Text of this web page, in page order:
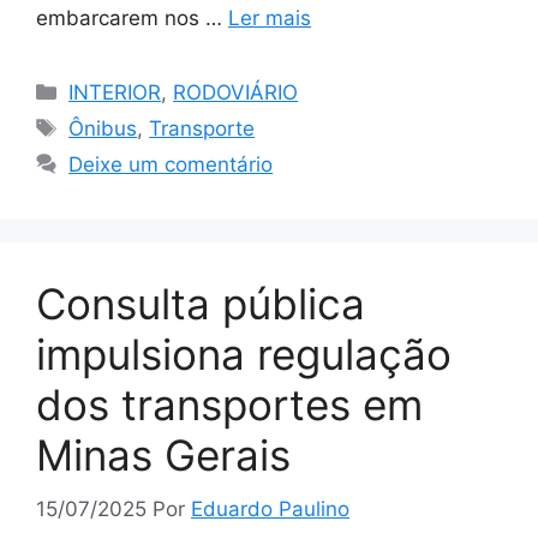
embarcarem nos … Ler mais
Categorias
INTERIOR, RODOVIÁRIO
Tags
Ônibus,Transporte
Deixe um comentário
Consulta pública
impulsiona regulação
dos transportes em
Minas Gerais
15/07/2025 Por Eduardo Paulino